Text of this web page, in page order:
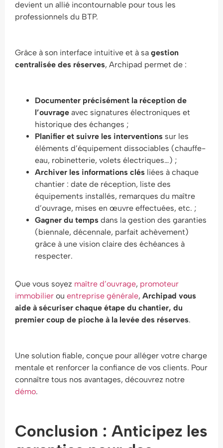
devient un allié incontournable pour tous les
professionnels du BTP.
Grâce à son interface intuitive et à sa gestion
centralisée des réserves, Archipad permet de :
Documenter précisément la réception de
l’ouvrage avec signatures électroniques et
historique des échanges ;
Planifier et suivre les interventions sur les
éléments d’équipement dissociables (chauffe-
eau, robinetterie, volets électriques…) ;
Archiver les informations clés liées à chaque
chantier : date de réception, liste des
équipements installés, remarques du maître
d’ouvrage, mises en œuvre effectuées, etc. ;
Gagner du temps dans la gestion des garanties
(biennale, décennale, parfait achèvement)
grâce à une vision claire des échéances à
respecter.
Que vous soyez maître d’ouvrage, promoteur
immobilier ou entreprise générale, Archipad vous
aide à sécuriser chaque étape du chantier, du
premier coup de pioche à la levée des réserves.
Une solution fiable, conçue pour alléger votre charge
mentale et renforcer la confiance de vos clients. Pour
connaître tous nos avantages, découvrez notre
démo.
Conclusion : Anticipez les